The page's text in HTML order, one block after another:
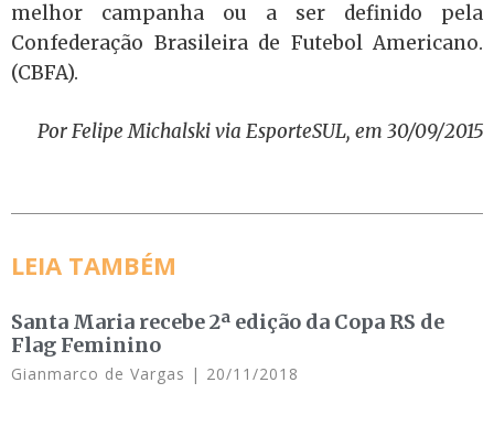
melhor campanha ou a ser definido pela
Confederação Brasileira de Futebol Americano.
(CBFA).
Por Felipe Michalski via EsporteSUL, em 30/09/2015
LEIA TAMBÉM
Santa Maria recebe 2ª edição da Copa RS de
Flag Feminino
Gianmarco de Vargas 20/11/2018